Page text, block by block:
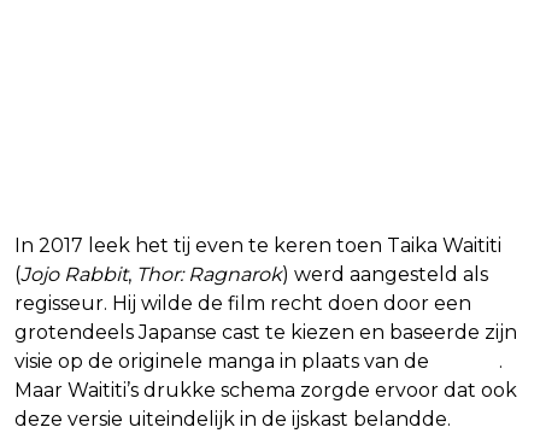
In 2017 leek het tij even te keren toen Taika Waititi
(Jojo Rabbit, Thor: Ragnarok) werd aangesteld als
regisseur. Hij wilde de film recht doen door een
grotendeels Japanse cast te kiezen en baseerde zijn
visie op de originele manga in plaats van de
.
Maar Waititi’s drukke schema zorgde ervoor dat ook
deze versie uiteindelijk in de ijskast belandde.